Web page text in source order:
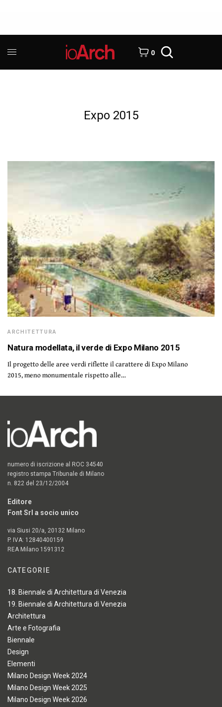
0
Expo 2015
ARCHITETTURA
Natura modellata, il verde di Expo Milano 2015
Il progetto delle aree verdi riflette il carattere di Expo Milano
2015, meno monumentale rispetto alle…
numero di iscrizione al ROC 34540
registro stampa Tribunale di Milano
n. 822 del 23/12/2004
Editore
Font Srl a socio unico
via Siusi 20/a, 20132 Milano
P. IVA: 12840400159
REA Milano 1591312
CATEGORIE
18. Biennale di Architettura di Venezia
19. Biennale di Architettura di Venezia
Architettura
Arte e Fotografia
Biennale
Design
Elementi
Milano Design Week 2024
Milano Design Week 2025
Milano Design Week 2026